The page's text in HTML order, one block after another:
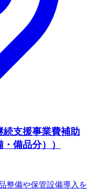
続支援事業費補助
備品分））
整備や保管設備導入を